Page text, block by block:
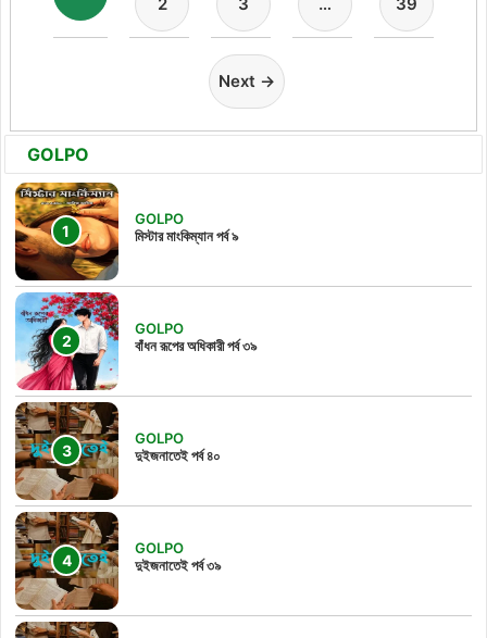
2 3 … 39
Next →
GOLPO
GOLPO
মিস্টার মাংকিম্যান পর্ব ৯
GOLPO
বাঁধন রূপের অধিকারী পর্ব ৩৯
GOLPO
দুইজনাতেই পর্ব ৪০
GOLPO
দুইজনাতেই পর্ব ৩৯